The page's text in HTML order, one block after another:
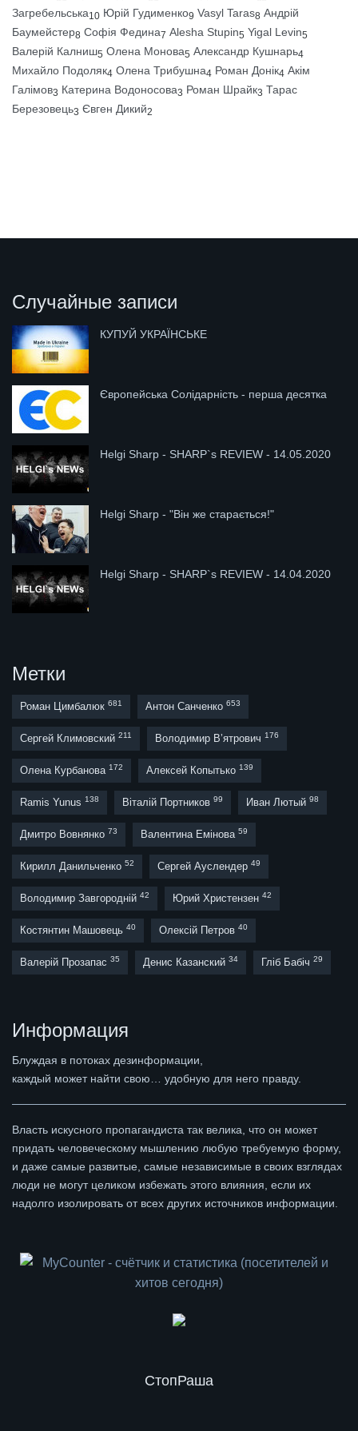
Загребельська10 Юрій Гудименко9 Vasyl Taras8 Андрій
Баумейстер8 Софія Федина7 Alesha Stupin5 Yigal Levin5
Валерій Калниш5 Олена Монова5 Александр Кушнарь4
Михайло Подоляк4 Олена Трибушна4 Роман Донік4 Акім
Галімов3 Катерина Водоносова3 Роман Шрайк3 Тарас
Березовець3 Євген Дикий2
Случайные записи
КУПУЙ УКРАЇНСЬКЕ
Європейська Солідарність - перша десятка
Helgi Sharp - SHARP`s REVIEW - 14.05.2020
Helgi Sharp - "Він же старається!"
Helgi Sharp - SHARP`s REVIEW - 14.04.2020
Метки
Роман Цимбалюк 681 Антон Санченко 653
Сергей Климовский 211 Володимир В’ятрович 176
Олена Курбанова 172 Алексей Копытько 139
Ramis Yunus 138 Віталій Портников 99 Иван Лютый 98
Дмитро Вовнянко 73 Валентина Емінова 59
Кирилл Данильченко 52 Сергей Ауслендер 49
Володимир Завгородній 42 Юрий Христензен 42
Костянтин Машовець 40 Олексій Петров 40
Валерій Прозапас 35 Денис Казанский 34 Гліб Бабіч 29
Информация
Блуждая в потоках дезинформации,
каждый может найти свою… удобную для него правду.
Власть искусного пропагандиста так велика, что он может
придать человеческому мышлению любую требуемую форму,
и даже самые развитые, самые независимые в своих взглядах
люди не могут целиком избежать этого влияния, если их
надолго изолировать от всех других источников информации.
СтопРаша